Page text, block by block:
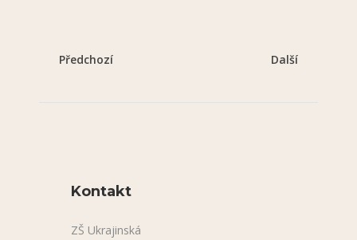
Předchozí Další
Kontakt
ZŠ Ukrajinská